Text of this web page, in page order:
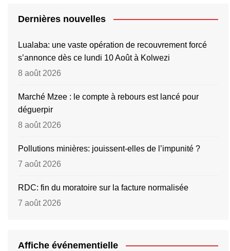
Dernières nouvelles
Lualaba: une vaste opération de recouvrement forcé
s’annonce dès ce lundi 10 Août à Kolwezi
8 août 2026
Marché Mzee : le compte à rebours est lancé pour
déguerpir
8 août 2026
Pollutions minières: jouissent-elles de l’impunité ?
7 août 2026
RDC: fin du moratoire sur la facture normalisée
7 août 2026
Affiche événementielle